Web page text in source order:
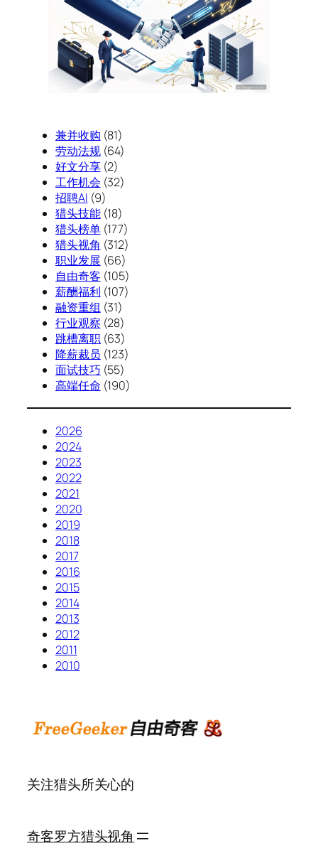
兼并收购 (81)
劳动法规(64)
好文分享(2)
工作机会 (32)
招聘AI (9)
猎头技能(18)
猎头榜单(177)
猎头视角 (312)
职业发展 (66)
自由奇客 (105)
薪酬福利 (107)
融资重组 (31)
行业观察 (28)
跳槽离职(63)
降薪裁员 (123)
面试技巧 (55)
高端任命 (190)
2026
2024
2023
2022
2021
2020
2019
2018
2017
2016
2015
2014
2013
2012
2011
2010
关注猎头所关心的
奇客罗方猎头视角